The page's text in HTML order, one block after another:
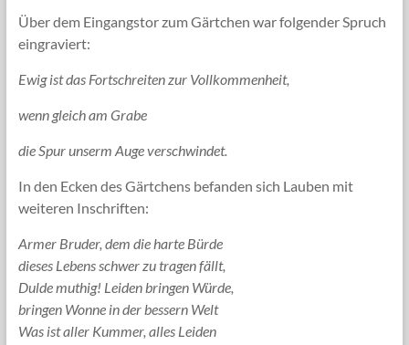
Über dem Eingangstor zum Gärtchen war folgender Spruch
eingraviert:
Ewig ist das Fortschreiten zur Vollkommenheit,
wenn gleich am Grabe
die Spur unserm Auge verschwindet.
In den Ecken des Gärtchens befanden sich Lauben mit
weiteren Inschriften:
Armer Bruder, dem die harte Bürde
dieses Lebens schwer zu tragen fällt,
Dulde muthig! Leiden bringen Würde,
bringen Wonne in der bessern Welt
Was ist aller Kummer, alles Leiden